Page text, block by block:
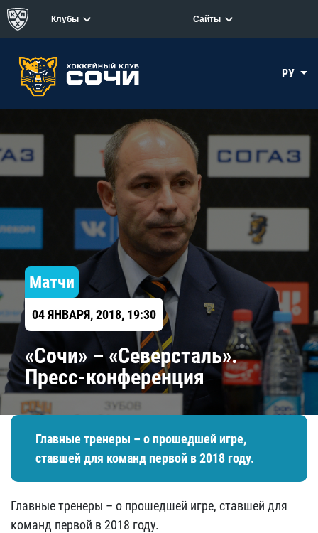
Клубы Сайты
РУ
Матчи
04 ЯНВАРЯ, 2018, 19:30
«Сочи» – «Северсталь».
Пресс-конференция
Главные тренеры – о прошедшей игре,
ставшей для команд первой в 2018 году.
Главные тренеры – о прошедшей игре, ставшей для
команд первой в 2018 году.